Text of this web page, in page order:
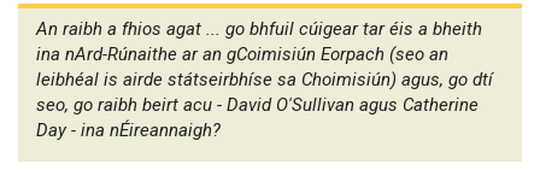
An raibh a fhios agat ... go bhfuil cúigear tar éis a bheith
ina nArd-Rúnaithe ar an gCoimisiún Eorpach (seo an
leibhéal is airde státseirbhíse sa Choimisiún) agus, go dtí
seo, go raibh beirt acu - David O'Sullivan agus Catherine
Day - ina nÉireannaigh?